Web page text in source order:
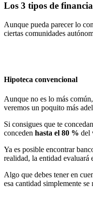
Los 3 tipos de
Aunque pueda parecer lo
ciertas comunidades
Hipoteca convencional
Aunque no es lo más
veremos un poquito más
Si consigues que te
conceden hasta el 80 % del
Ya es posible encontrar
realidad, la entidad evaluará
Algo que debes tener en
esa cantidad simplemente